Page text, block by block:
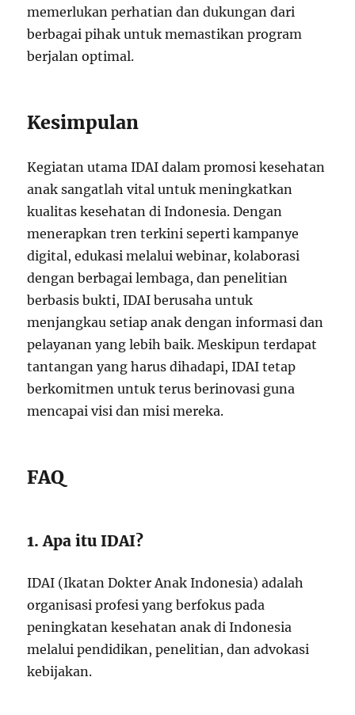
memerlukan perhatian dan dukungan dari
berbagai pihak untuk memastikan program
berjalan optimal.
Kesimpulan
Kegiatan utama IDAI dalam promosi kesehatan
anak sangatlah vital untuk meningkatkan
kualitas kesehatan di Indonesia. Dengan
menerapkan tren terkini seperti kampanye
digital, edukasi melalui webinar, kolaborasi
dengan berbagai lembaga, dan penelitian
berbasis bukti, IDAI berusaha untuk
menjangkau setiap anak dengan informasi dan
pelayanan yang lebih baik. Meskipun terdapat
tantangan yang harus dihadapi, IDAI tetap
berkomitmen untuk terus berinovasi guna
mencapai visi dan misi mereka.
FAQ
1. Apa itu IDAI?
IDAI (Ikatan Dokter Anak Indonesia) adalah
organisasi profesi yang berfokus pada
peningkatan kesehatan anak di Indonesia
melalui pendidikan, penelitian, dan advokasi
kebijakan.